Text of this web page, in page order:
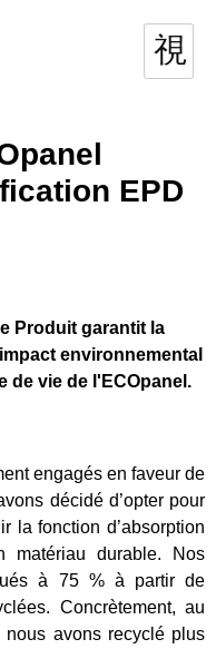
EPD
Produit garantit la
environnemental
de vie de l'ECOpanel.
engagés en faveur de
décidé d’opter pour
la fonction d’absorption
matériau durable. Nos
à 75 % à partir de
Concrètement, au
avons recyclé plus